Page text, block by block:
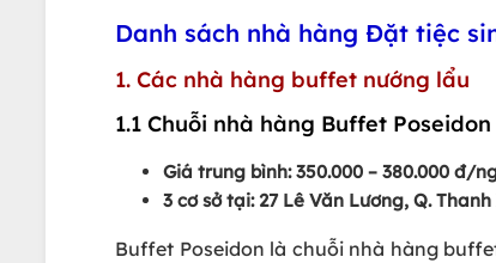
Danh sách nhà hàng Đặt tiệc
1. Các nhà hàng buffet nướng lẩu
1.1 Chuỗi nhà hàng Buffet
Giá trung bình: 350.000 – 380.000 đ/
3 cơ sở tại: 27 Lê Văn Lương, Q.
Buffet Poseidon là chuỗi nhà hàng